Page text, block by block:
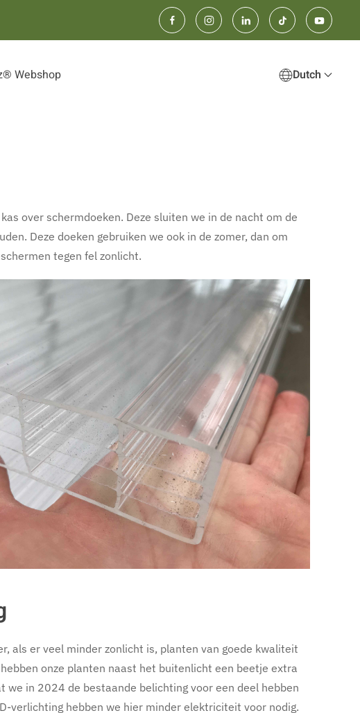
Webshop Dutch
over schermdoeken. Deze sluiten we in de nacht om de
Deze doeken gebruiken we ook in de zomer, dan om
tegen fel zonlicht.
als er veel minder zonlicht is, planten van goede kwaliteit
onze planten naast het buitenlicht een beetje extra
we in 2024 de bestaande belichting voor een deel hebben
verlichting hebben we hier minder elektriciteit voor nodig.